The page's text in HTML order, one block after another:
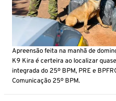
Apreensão feita na manhã de
K9 Kira é certeira ao localizar
integrada do 25º BPM, PRE e
Comunicação 25º BPM.